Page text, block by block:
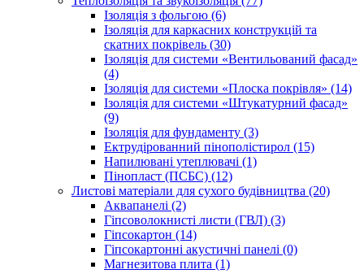
Ізоляція з фольгою (6)
Ізоляція для каркасних конструкцій та
скатних покрівель (30)
Ізоляція для системи «Вентильований фасад»
(4)
Ізоляція для системи «Плоска покрівля» (14)
Ізоляція для системи «Штукатурний фасад»
(9)
Ізоляція для фундаменту (3)
Ектрудірованний пінополістирол (15)
Напилювані утеплювачі (1)
Пінопласт (ПСБС) (12)
Листові матеріали для сухого будівництва (20)
Аквапанелі (2)
Гіпсоволокнисті листи (ГВЛ) (3)
Гіпсокартон (14)
Гіпсокартонні акустичні панелі (0)
Магнезитова плита (1)